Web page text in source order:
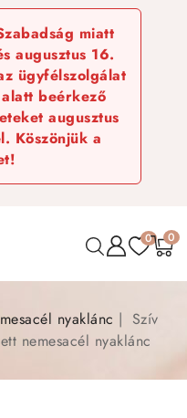
miatt
augusztus 16.
ügyfélszolgálat
beérkező
augusztus
Köszönjük a
0 0
nyaklánc
Szív
nemesacél nyaklánc